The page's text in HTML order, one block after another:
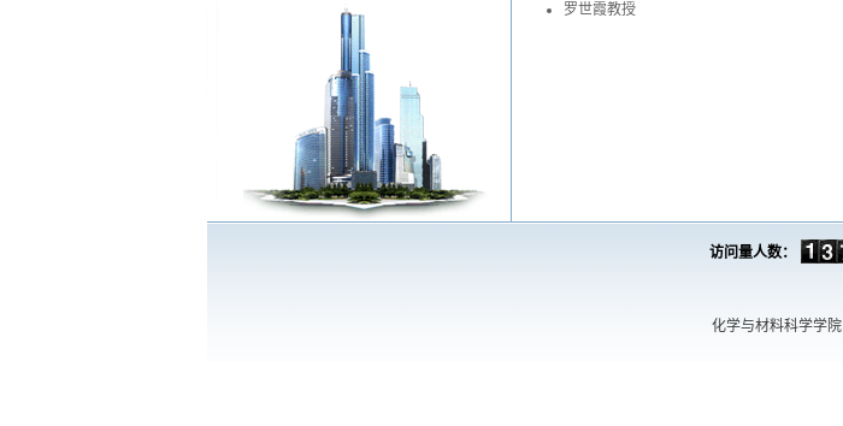
罗世霞教授
访问量人数：
化学与材料科学学院